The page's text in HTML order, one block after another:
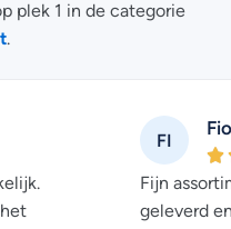
plek 1 in de categorie
.
FI
Fijn
geleverd